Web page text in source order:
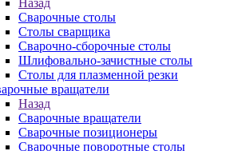
Назад
Сварочные столы
Столы сварщика
Сварочно-сборочные столы
Шлифовально-зачистные столы
Столы для плазменной резки
вращатели
Назад
Сварочные вращатели
Сварочные позиционеры
Сварочные поворотные столы